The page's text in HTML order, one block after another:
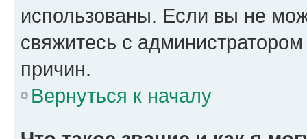
использованы. Если вы не
свяжитесь с
причин.
Вернуться к началу